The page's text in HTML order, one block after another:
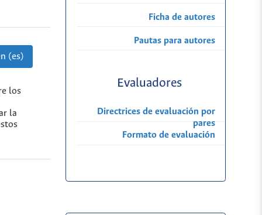
(es)
los
la
Ficha de autores
Pautas para autores
Evaluadores
Directrices de evaluación por
pares
Formato de evaluación